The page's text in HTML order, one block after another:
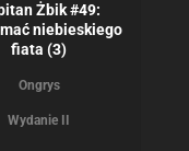
Żbik #49:
niebieskiego
fiata (3)
Ongrys
Wydanie II